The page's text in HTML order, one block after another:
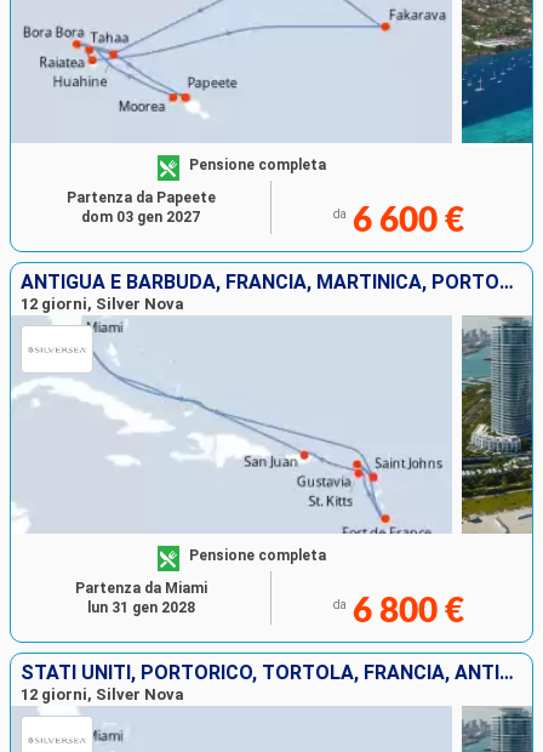
Pensione completa
da 6 600 €
Partenza da Papeete
dom 03 gen 2027
ANTIGUA E BARBUDA, FRANCIA, MARTINICA, PORTORICO, STATI UNITI
12 giorni, Silver Nova
Pensione completa
da 6 800 €
Partenza da Miami
lun 31 gen 2028
STATI UNITI, PORTORICO, TORTOLA, FRANCIA, ANTIGUA E BARBUDA
12 giorni, Silver Nova